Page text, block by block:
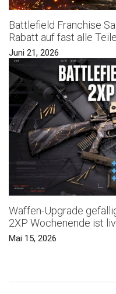
Battlefield Franchise
Rabatt auf fast alle
Juni 21, 2026
Waffen-Upgrade
2XP Wochenende ist
Mai 15, 2026